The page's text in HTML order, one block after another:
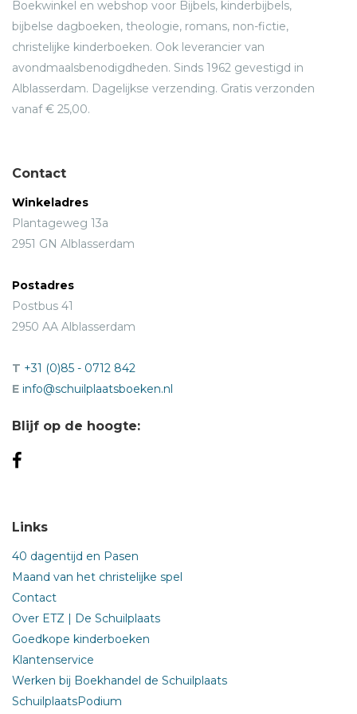
woonachtig in Tiel.
Boekwinkel en webshop voor Bijbels, kinderbijbels,
bijbelse dagboeken, theologie, romans, non-fictie,
christelijke kinderboeken. Ook leverancier van
avondmaalsbenodigdheden. Sinds 1962 gevestigd in
Alblasserdam. Dagelijkse verzending. Gratis verzonden
vanaf € 25,00.
Contact
Winkeladres
Plantageweg 13a
2951 GN Alblasserdam
Postadres
Postbus 41
2950 AA Alblasserdam
T +31 (0)85 - 0712 842
E info@schuilplaatsboeken.nl
Blijf op de hoogte:
Links
40 dagentijd en Pasen
Maand van het christelijke spel
Contact
Over ETZ | De Schuilplaats
Goedkope kinderboeken
Klantenservice
Werken bij Boekhandel de Schuilplaats
SchuilplaatsPodium